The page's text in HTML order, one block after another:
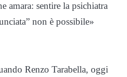
amara: sentire la psichiatra
non è possibile»
Renzo Tarabella, oggi